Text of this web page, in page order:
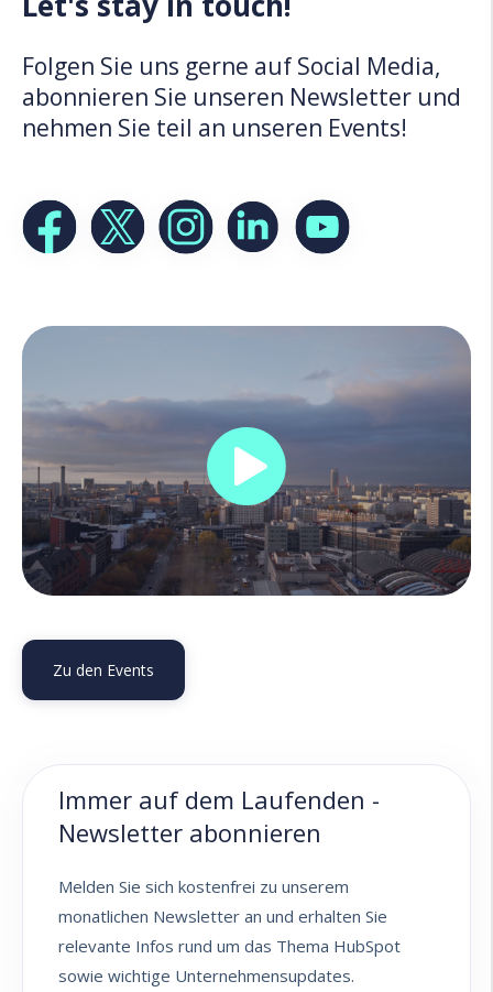
Folgen Sie uns gerne auf Social Media,
abonnieren Sie unseren Newsletter und
nehmen Sie teil an unseren Events!
Zu den Events
Immer auf dem Laufenden -
Newsletter abonnieren
Melden Sie sich kostenfrei zu unserem
monatlichen Newsletter an und erhalten Sie
relevante Infos rund um das Thema HubSpot
sowie wichtige Unternehmensupdates.